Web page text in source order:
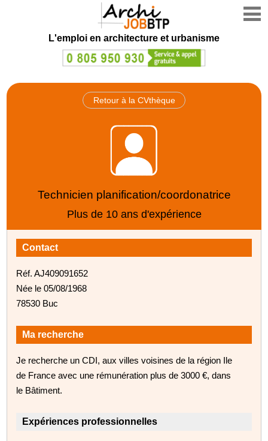
L'emploi en architecture et urbanisme
Retour à la CVthèque
Technicien planification/coordonatrice
Plus de 10 ans d'expérience
Contact
Réf. AJ409091652
Née le 05/08/1968
78530 Buc
Ma recherche
Je recherche un CDI, aux villes voisines de la région Ile
de France avec une rémunération plus de 3000 €, dans
le Bâtiment.
Expériences professionnelles